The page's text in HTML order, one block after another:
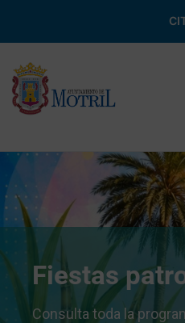
Fiestas
Consulta toda la